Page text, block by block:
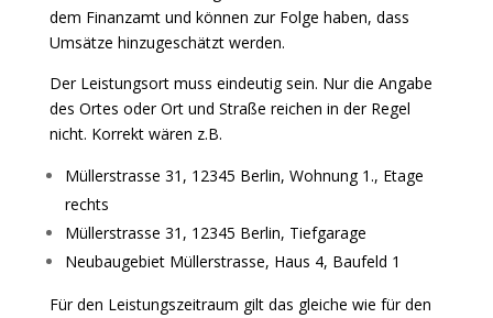
dem Finanzamt und können zur Folge haben, dass
Umsätze hinzugeschätzt werden.
Der Leistungsort muss eindeutig sein. Nur die Angabe
des Ortes oder Ort und Straße reichen in der Regel
nicht. Korrekt wären z.B.
Müllerstrasse 31, 12345 Berlin, Wohnung 1., Etage
rechts
Müllerstrasse 31, 12345 Berlin, Tiefgarage
Neubaugebiet Müllerstrasse, Haus 4, Baufeld 1
Für den Leistungszeitraum gilt das gleiche wie für den